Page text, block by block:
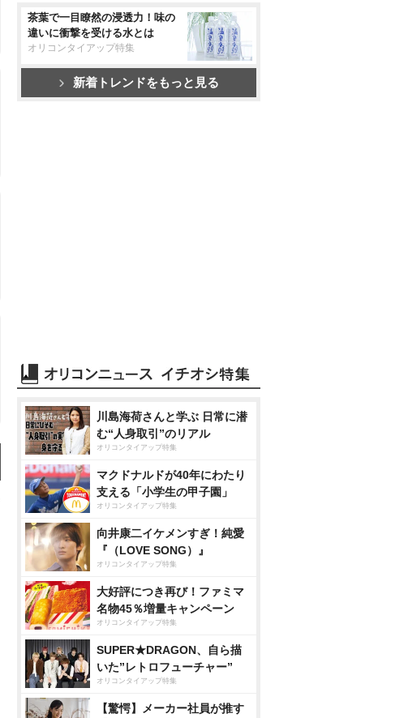
茶葉で一目瞭然の浸透力！味の
違いに衝撃を受ける水とは
オリコンタイアップ特集
新着トレンドをもっと見る
川島海荷さんと学ぶ 日常に潜
む“人身取引”のリアル
オリコンタイアップ特集
マクドナルドが40年にわたり
支える「小学生の甲子園」
オリコンタイアップ特集
向井康二イケメンすぎ！純愛
『（LOVE SONG）』
オリコンタイアップ特集
大好評につき再び！ファミマ
名物45％増量キャンペーン
オリコンタイアップ特集
SUPER★DRAGON、自ら描
いた”レトロフューチャー”
オリコンタイアップ特集
【驚愕】メーカー社員が推す